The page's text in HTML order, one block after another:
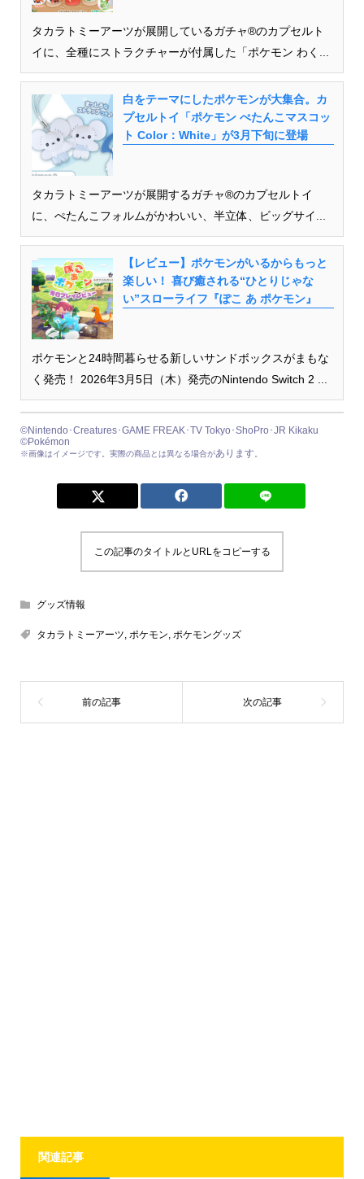
タカラトミーアーツが展開しているガチャ®のカプセルト
イに、全種にストラクチャーが付属した「ポケモン わく...
白をテーマにしたポケモンが大集合。カ
プセルトイ「ポケモン ぺたんこマスコッ
ト Color：White」が3月下旬に登場
タカラトミーアーツが展開するガチャ®のカプセルトイ
に、ぺたんこフォルムがかわいい、半立体、ビッグサイ...
【レビュー】ポケモンがいるからもっと
楽しい！ 喜び癒される“ひとりじゃな
い”スローライフ『ぽこ あ ポケモン』
ポケモンと24時間暮らせる新しいサンドボックスがまもな
く発売！ 2026年3月5日（木）発売のNintendo Switch 2 ...
©Nintendo･Creatures･GAME FREAK･TV Tokyo･ShoPro･JR Kikaku
©Pokémon
※画像はイメージです。実際の商品とは異なる場合があります
この記事のタイトルとURLをコピーする
グッズ情報
タカラトミーアーツ ポケモン ポケモングッズ
関連記事